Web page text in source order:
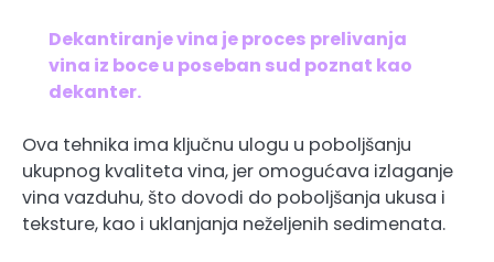
Dekantiranje vina je proces prelivanja
vina iz boce u poseban sud poznat kao
dekanter.
Ova tehnika ima ključnu ulogu u poboljšanju
ukupnog kvaliteta vina, jer omogućava izlaganje
vina vazduhu, što dovodi do poboljšanja ukusa i
teksture, kao i uklanjanja neželjenih sedimenata.